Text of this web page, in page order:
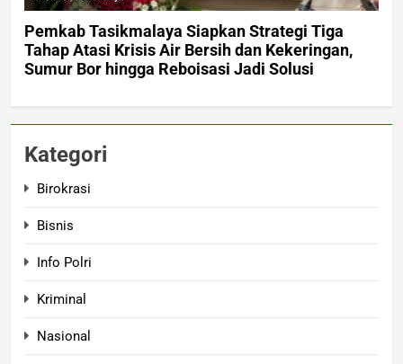
Kategori
Birokrasi
Bisnis
Info Polri
Kriminal
Nasional